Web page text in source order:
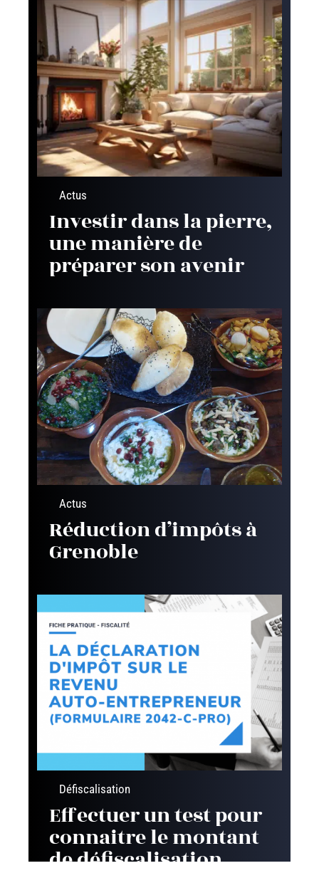
Actus
Investir dans la pierre,
une manière de
préparer son avenir
Actus
Réduction d’impôts à
Grenoble
Défiscalisation
Effectuer un test pour
connaitre le montant
de défiscalisation